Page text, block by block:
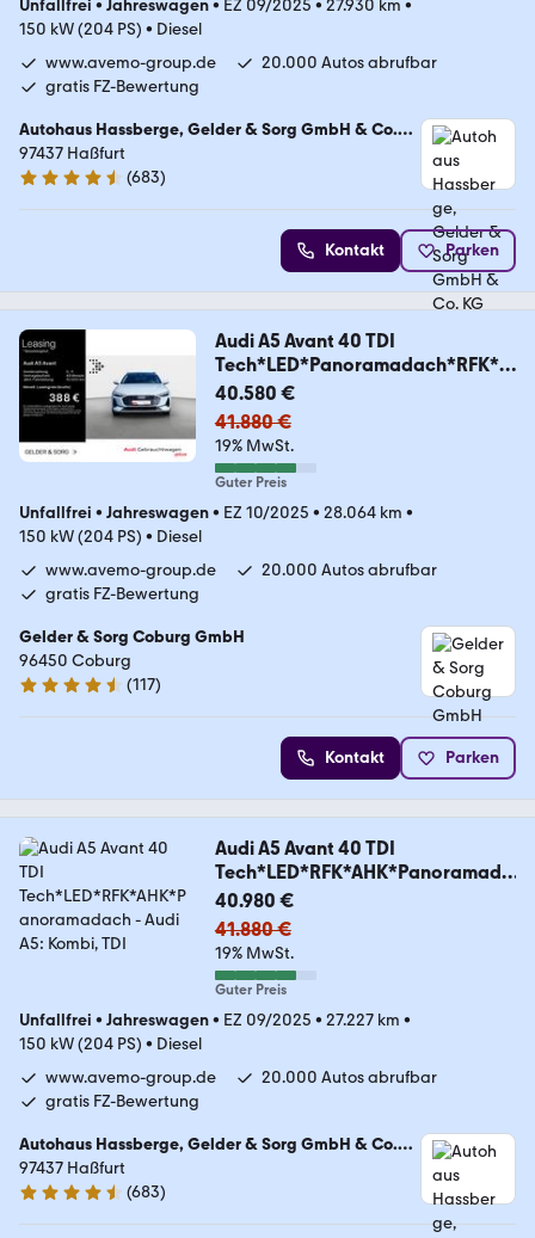
Unfallfrei • Jahreswagen• EZ 09/2025 • 27.930 km •
150 kW (204 PS) • Diesel
www.avemo-group.de
20.000 Autos abrufbar
gratis FZ-Bewertung
Autohaus Hassberge, Gelder & Sorg GmbH & Co.
KG
97437 Haßfurt
4.4 Sterne
(683)
Kontakt Parken
Audi A5 Avant 40 TDI
Tech*LED*Panoramadach*RFK*A
HK*
40.580 €
41.880 €
19% MwSt.
Guter Preis
Unfallfrei • Jahreswagen• EZ 10/2025 • 28.064 km •
150 kW (204 PS) • Diesel
www.avemo-group.de
20.000 Autos abrufbar
gratis FZ-Bewertung
Gelder & Sorg Coburg GmbH
96450 Coburg
4.6 Sterne
(117)
Kontakt Parken
Audi A5 Avant 40 TDI
Tech*LED*RFK*AHK*Panoramada
ch
40.980 €
41.880 €
19% MwSt.
Guter Preis
Unfallfrei • Jahreswagen• EZ 09/2025 • 27.227 km •
150 kW (204 PS) • Diesel
www.avemo-group.de
20.000 Autos abrufbar
gratis FZ-Bewertung
Autohaus Hassberge, Gelder & Sorg GmbH & Co.
KG
97437 Haßfurt
4.4 Sterne
(683)